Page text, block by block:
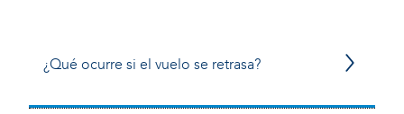
¿Qué ocurre si el vuelo se retrasa?